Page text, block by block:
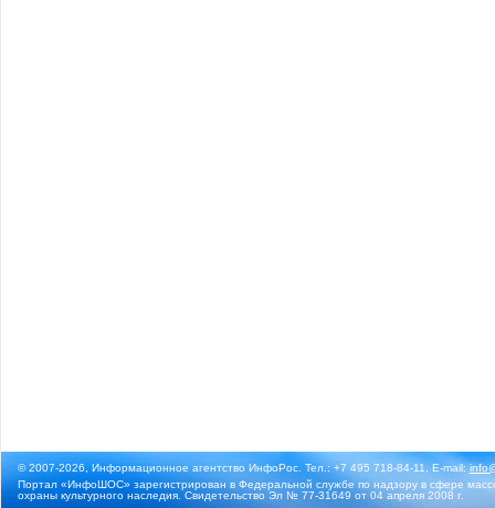
© 2007-2026, Информационное агентство ИнфоРос. Тел.: +7 495 718-84-11, E-mail:
Портал «ИнфоШОС» зарегистрирован в Федеральной службе по надзору в сфере
охраны культурного наследия. Свидетельство Эл № 77-31649 от 04 апреля 2008 г.